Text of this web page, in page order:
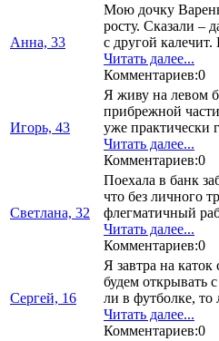
Анна, 33
Мою дочку
росту. Сказали –
с другой
Читать далее...
Комментариев:0
Игорь, 43
Я живу на левом
прибрежной
уже практически
Читать далее...
Комментариев:0
Светлана, 32
Поехала в банк
что без личного
флегматичный
Читать далее...
Комментариев:0
Сергей, 16
Я завтра на
будем открывать
ли в футболке, то
Читать далее...
Комментариев:0